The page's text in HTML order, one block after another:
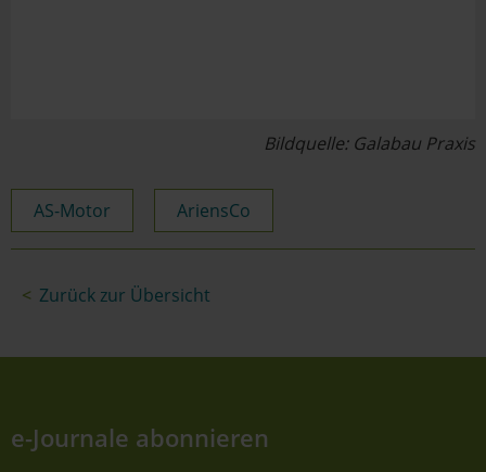
Bildquelle: Galabau Praxis
AS-Motor AriensCo
Zurück zur Übersicht
e-Journale abonnieren